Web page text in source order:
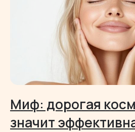
Миф: дорогая
значит